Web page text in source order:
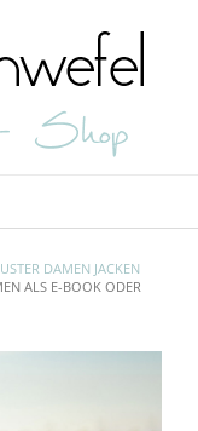
DAMEN JACKEN
ALS E-BOOK ODER